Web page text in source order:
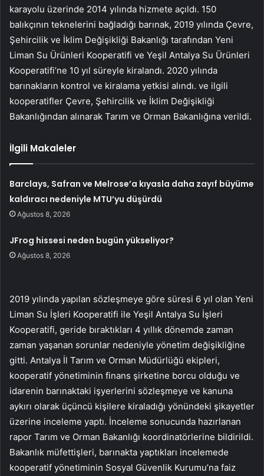
karayolu üzerinde 2014 yılında hizmete açıldı. 150
balıkçının teknelerini bağladığı barınak, 2019 yılında Çevre,
Şehircilik ve İklim Değişikliği Bakanlığı tarafından Yeni
Liman Su Ürünleri Kooperatifi ve Yeşil Antalya Su Ürünleri
Kooperatifi’ne 10 yıl süreyle kiralandı. 2020 yılında
barınakların kontrol ve kiralama yetkisi alındı. ve ilgili
kooperatifler Çevre, Şehircilik ve İklim Değişikliği
Bakanlığından alınarak Tarım ve Orman Bakanlığına verildi.
İlgili Makaleler
Barclays, Safran ve Melrose’a kıyasla daha zayıf büyüme
kaldıracı nedeniyle MTU’yu düşürdü
Ağustos 8, 2026
JFrog hissesi neden bugün yükseliyor?
Ağustos 8, 2026
2019 yılında yapılan sözleşmeye göre süresi 6 yıl olan Yeni
Liman Su İşleri Kooperatifi ile Yeşil Antalya Su İşleri
Kooperatifi, geride bıraktıkları 4 yıllık dönemde zaman
zaman yaşanan sorunlar nedeniyle yönetim değişikliğine
gitti. Antalya İl Tarım ve Orman Müdürlüğü ekipleri,
kooperatif yönetiminin finans şirketine borcu olduğu ve
idarenin barınaktaki işyerlerini sözleşmeye ve kanuna
aykırı olarak üçüncü kişilere kiraladığı yönündeki şikayetler
üzerine inceleme yaptı. İnceleme sonucunda hazırlanan
rapor Tarım ve Orman Bakanlığı koordinatörlerine bildirildi.
Bakanlık müfettişleri, barınakta yaptıkları incelemede
kooperatif yönetiminin Sosyal Güvenlik Kurumu’na faiz